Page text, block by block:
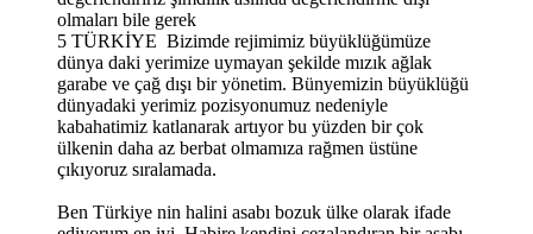
olmaları bile gerek
5 TÜRKİYE Bizimde rejimimiz büyüklüğümüze
dünya daki yerimize uymayan şekilde mızık ağlak
garabe ve çağ dışı bir yönetim. Bünyemizin büyüklüğü
dünyadaki yerimiz pozisyonumuz nedeniyle
kabahatimiz katlanarak artıyor bu yüzden bir çok
ülkenin daha az berbat olmamıza rağmen üstüne
çıkıyoruz sıralamada.
Ben Türkiye nin halini asabı bozuk ülke olarak ifade